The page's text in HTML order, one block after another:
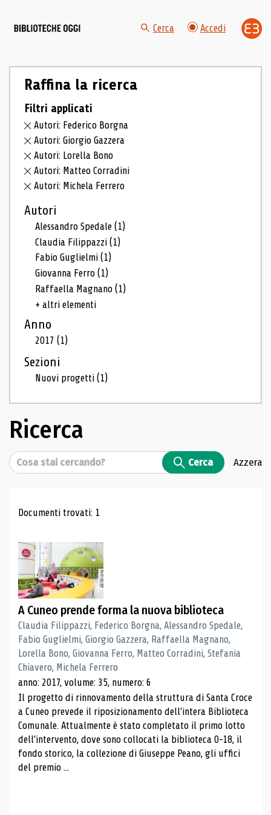
Cerca Accedi
Raffina la ricerca
Filtri applicati
Autori: Federico Borgna
Autori: Giorgio Gazzera
Autori: Lorella Bono
Autori: Matteo Corradini
Autori: Michela Ferrero
Autori
Alessandro Spedale(1)
Claudia Filippazzi(1)
Fabio Guglielmi(1)
Giovanna Ferro(1)
Raffaella Magnano(1)
+ altri elementi
Anno
2017(1)
Sezioni
Nuovi progetti(1)
Ricerca
Cerca Cerca Azzera
Risultati di ricerca
Documenti trovati: 1
A Cuneo prende forma la nuova biblioteca
Claudia Filippazzi, Federico Borgna, Alessandro Spedale,
Fabio Guglielmi, Giorgio Gazzera, Raffaella Magnano,
Lorella Bono, Giovanna Ferro, Matteo Corradini, Stefania
Chiavero, Michela Ferrero
anno: 2017, volume: 35, numero: 6
Il progetto di rinnovamento della struttura di Santa Croce
a Cuneo prevede il riposizionamento dell'intera Biblioteca
Comunale. Attualmente è stato completato il primo lotto
dell'intervento, dove sono collocati la biblioteca 0-18, il
fondo storico, la collezione di Giuseppe Peano, gli uffici
del premio ...